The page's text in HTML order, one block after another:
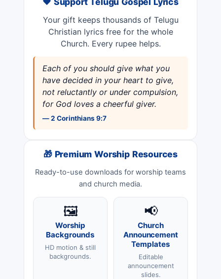
❤️ Support Telugu Gospel Lyrics
Your gift keeps thousands of Telugu
Christian lyrics free for the whole
Church. Every rupee helps.
Each of you should give what you
have decided in your heart to give,
not reluctantly or under compulsion,
for God loves a cheerful giver.
— 2 Corinthians 9:7
🎁 Premium Worship Resources
Ready-to-use downloads for worship teams
and church media.
🖼️
Worship
Backgrounds
HD motion & still
backgrounds.
📢
Church
Announcement
Templates
Editable
announcement
slides.